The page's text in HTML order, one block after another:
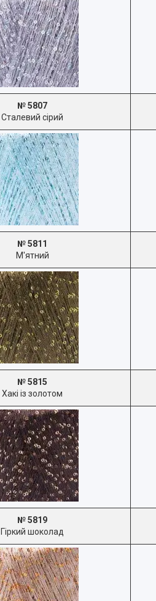
№ 5807
Сталевий сірий
№ 5811
М'ятний
№ 5815
Хакі із золотом
№ 5819
Гіркий шоколад